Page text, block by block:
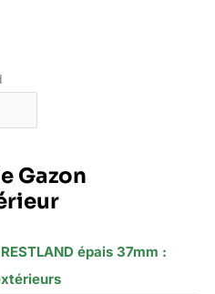
Gazon
épais 37mm :